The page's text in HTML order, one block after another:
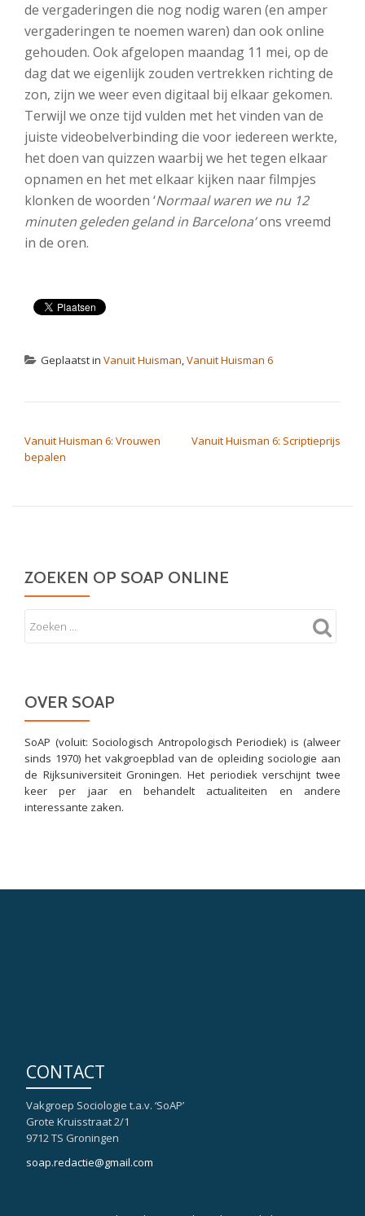
de vergaderingen die nog nodig waren (en amper
vergaderingen te noemen waren) dan ook online
gehouden. Ook afgelopen maandag 11 mei, op de
dag dat we eigenlijk zouden vertrekken richting de
zon, zijn we weer even digitaal bij elkaar gekomen.
Terwijl we onze tijd vulden met het vinden van de
juiste videobelverbinding die voor iedereen werkte,
het doen van quizzen waarbij we het tegen elkaar
opnamen en het met elkaar kijken naar filmpjes
klonken de woorden ‘Normaal waren we nu 12
minuten geleden geland in Barcelona’ons vreemd
in de oren.
Geplaatst in Vanuit Huisman,Vanuit Huisman 6
Vanuit Huisman 6: Vrouwen
bepalen
Vanuit Huisman 6: Scriptieprijs
ZOEKEN OP SOAP ONLINE
OVER SOAP
SoAP (voluit: Sociologisch Antropologisch Periodiek) is (alweer
sinds 1970) het vakgroepblad van de opleiding sociologie aan
de Rijksuniversiteit Groningen. Het periodiek verschijnt twee
keer per jaar en behandelt actualiteiten en andere
interessante zaken.
CONTACT
Vakgroep Sociologie t.a.v. ‘SoAP’
Grote Kruisstraat 2/1
9712 TS Groningen
soap.redactie@gmail.com